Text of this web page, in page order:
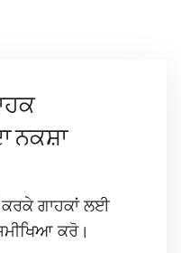
ਨਕਸ਼ਾ
ਕਰਕੇ ਗਾਹਕਾਂ ਲਈ
ਕਰੋ।